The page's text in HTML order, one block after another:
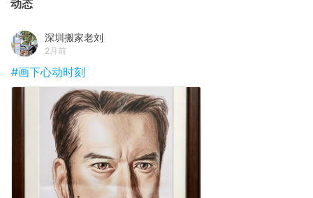
动态
深圳搬家老刘
2月前
#画下心动时刻